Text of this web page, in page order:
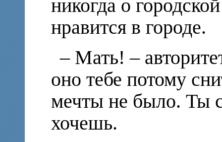
никогда о
нравится в городе.
– Мать! –
оно тебе потому
мечты не было. Ты
хочешь.